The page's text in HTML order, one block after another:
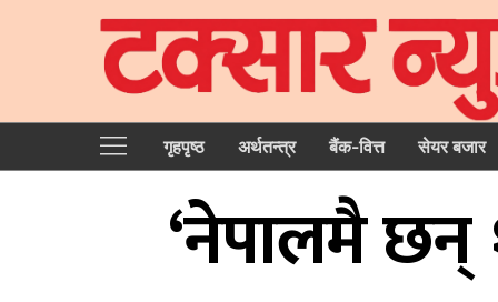
गृहपृष्‍ठ अर्थतन्त्र बैंक-वित्त सेयर बजार
‘नेपालमै छन्